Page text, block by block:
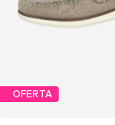
OFERTA